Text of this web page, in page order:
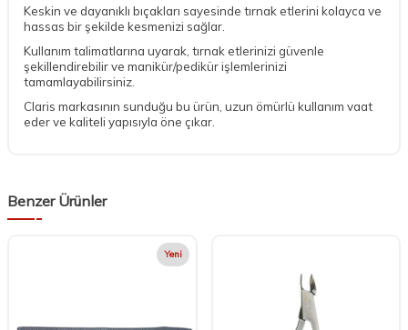
Keskin ve dayanıklı bıçakları sayesinde tırnak etlerini kolayca ve
hassas bir şekilde kesmenizi sağlar.
Kullanım talimatlarına uyarak, tırnak etlerinizi güvenle
şekillendirebilir ve manikür/pedikür işlemlerinizi
tamamlayabilirsiniz.
Claris markasının sunduğu bu ürün, uzun ömürlü kullanım vaat
eder ve kaliteli yapısıyla öne çıkar.
Benzer Ürünler
Yeni